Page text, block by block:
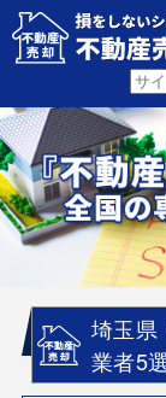
埼玉県
業者5選